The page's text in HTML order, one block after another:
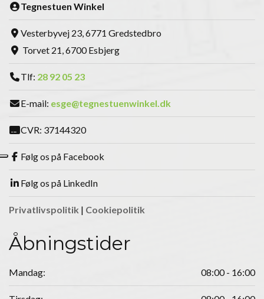
Tegnestuen Winkel
Vesterbyvej 23, 6771 Gredstedbro
Torvet 21, 6700 Esbjerg
Tlf: 28 92 05 23
E-mail: esge@tegnestuenwinkel.dk
CVR: 37144320
Følg os på Facebook
Følg os på LinkedIn
Privatlivspolitik | Cookiepolitik
Åbningstider
Mandag: 08:00 - 16:00